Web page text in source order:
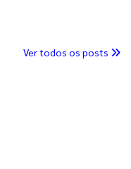
Ver todos os posts